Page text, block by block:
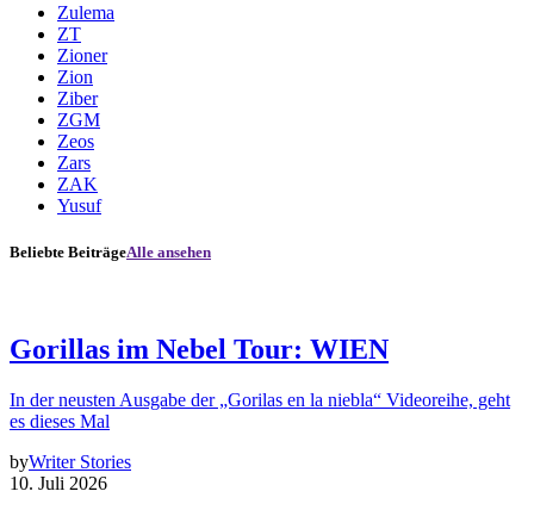
Zulema
ZT
Zioner
Zion
Ziber
ZGM
Zeos
Zars
ZAK
Yusuf
Beliebte BeiträgeAlle ansehen
Gorillas im Nebel Tour: WIEN
In der neusten Ausgabe der „Gorilas en la niebla“ Videoreihe, geht
es dieses Mal
byWriter Stories
10. Juli 2026